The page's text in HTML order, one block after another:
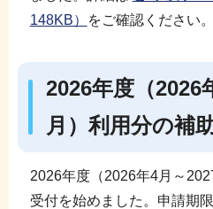
148KB）
をご確認ください。
2026年度（2026
月）利用分の補
2026年度（2026年4月～
受付を始めました。申請期